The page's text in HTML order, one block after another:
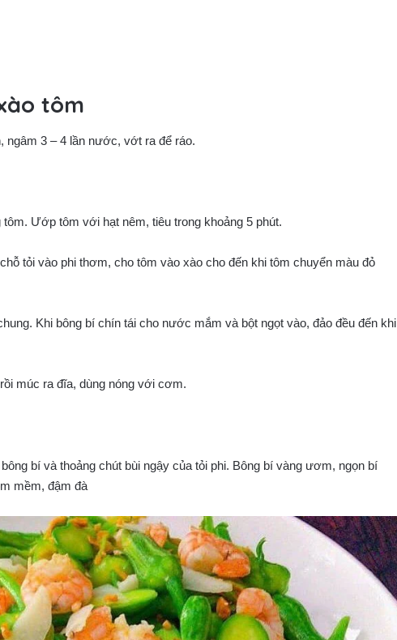
tôm
3 – 4 lần nước, vớt ra để ráo.
Ướp tôm với hạt nêm, tiêu trong khoảng 5 phút.
tỏi vào phi thơm, cho tôm vào xào cho đến khi tôm chuyển màu đỏ
Khi bông bí chín tái cho nước mắm và bột ngọt vào, đảo đều đến khi
múc ra đĩa, dùng nóng với cơm.
bí và thoảng chút bùi ngậy của tỏi phi. Bông bí vàng ươm, ngọn bí
mềm, đậm đà